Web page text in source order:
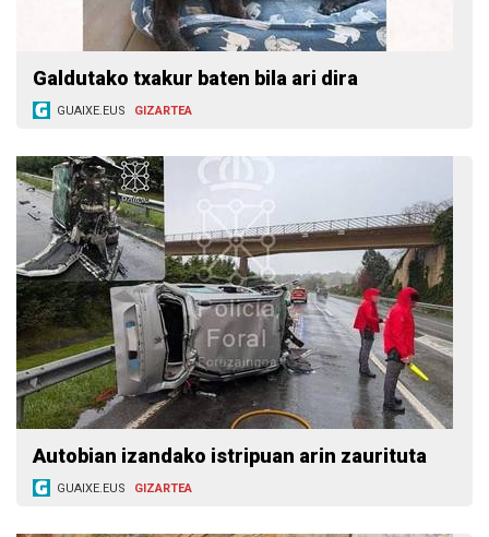
Galdutako txakur baten bila ari dira
GUAIXE.EUS GIZARTEA
Autobian izandako istripuan arin zaurituta
GUAIXE.EUS GIZARTEA